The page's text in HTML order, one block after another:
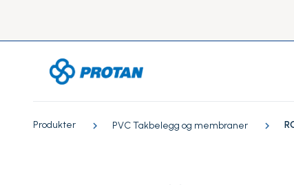
Produkter PVC Takbelegg og membraner